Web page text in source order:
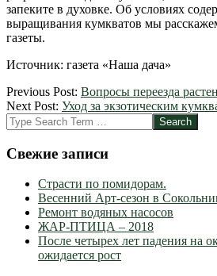
запеките в духовке. Об условиях
выращивания кумкватов мы
газеты.
Источник: газета «Наша дача»
2012-
03-
16
Previous Post: Вопросы переезда
Next Post: Уход за экзотическим
Search
Свежие записи
Страсти по помидорам.
Весенний Арт-сезон в
Ремонт водяных насосов
ЖАР-ПТИЦА – 2018
После четырех лет падения на
ожидается рост